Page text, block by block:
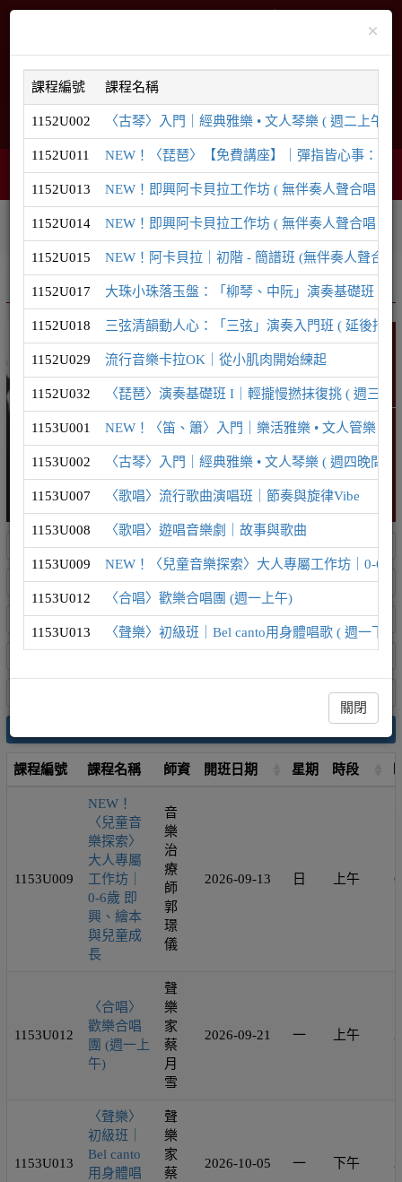
English 網站導覽
網頁選單
購物車 0
學員登入
課程系列
相關連結
推廣課程 音樂系列
音樂
課程編號 課程名稱 師資 開班日期 星期 時段
1153U009
NEW！
〈兒童音
樂探索〉
大人專屬
工作坊｜
0-6歲 即
興、繪本
與兒童成
長
音
樂
治
療
師
郭
璟
儀
2026-09-13 日 上午 6
1153U012
〈合唱〉
歡樂合唱
團 (週一上
午)
聲
樂
家
蔡
月
雪
2026-09-21 一 上午
1153U013
〈聲樂〉
初級班｜
Bel canto
用身體唱
聲
樂
家
蔡
2026-10-05 一 下午
×
課程編號 課程名稱
1152U002 〈古琴〉入門｜經典雅樂 • 文人琴樂 ( 週二上午
1152U011 NEW！〈琵琶〉【免費講座】｜彈指皆心事：為
1152U013 NEW！即興阿卡貝拉工作坊 ( 無伴奏人聲合唱｜
1152U014 NEW！即興阿卡貝拉工作坊 ( 無伴奏人聲合唱｜
1152U015 NEW！阿卡貝拉｜初階 - 簡譜班 (無伴奏人聲合唱)
1152U017 大珠小珠落玉盤：「柳琴、中阮」演奏基礎班 (
1152U018 三弦清韻動人心：「三弦」演奏入門班 ( 延後招
1152U029 流行音樂卡拉OK｜從小肌肉開始練起
1152U032 〈琵琶〉演奏基礎班 I｜輕攏慢撚抹復挑 ( 週三
1153U001 NEW！〈笛、簫〉入門｜樂活雅樂 • 文人管樂 (
1153U002 〈古琴〉入門｜經典雅樂 • 文人琴樂 ( 週四晚間 )
1153U007 〈歌唱〉流行歌曲演唱班｜節奏與旋律Vibe
1153U008 〈歌唱〉遊唱音樂劇｜故事與歌曲
1153U009 NEW！〈兒童音樂探索〉大人專屬工作坊｜0-6
1153U012 〈合唱〉歡樂合唱團 (週一上午)
1153U013 〈聲樂〉初級班｜Bel canto用身體唱歌 ( 週一下午
關閉